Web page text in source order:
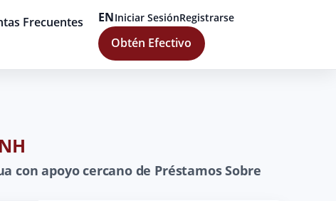
Frecuentes
ENIniciar SesiónRegistrarse
Obtén Efectivo
con apoyo cercano de Préstamos Sobre